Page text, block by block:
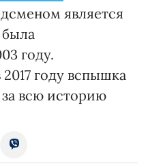
является
году.
году вспышка
всю историю